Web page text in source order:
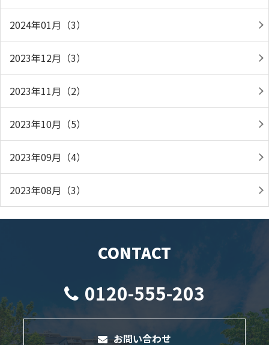
2024年01月（3）
2023年12月（3）
2023年11月（2）
2023年10月（5）
2023年09月（4）
2023年08月（3）
CONTACT
0120-555-203
お問い合わせ